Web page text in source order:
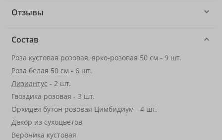
Отзывы
Состав
Роза кустовая розовая, ярко-розовая 50 см - 9 шт.
Роза белая 50 см - 6 шт.
Лизиантус - 2 шт.
Гвоздика розовая - 3 шт.
Орхидея бутон розовая Цимбидиум - 4 шт.
Декор из сухоцветов
Вероника кустовая